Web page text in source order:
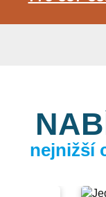
nejnižší